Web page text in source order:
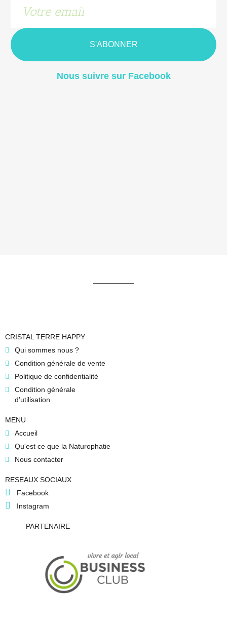
S'ABONNER
Nous suivre sur Facebook
CRISTAL TERRE HAPPY
Qui sommes nous ?
Condition générale de vente
Politique de confidentialité
Condition générale
d'utilisation
MENU
Accueil
Qu'est ce que la Naturophatie
Nous contacter
RESEAUX SOCIAUX
Facebook
Instagram
PARTENAIRE